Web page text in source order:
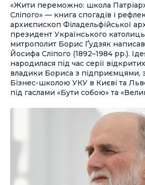
«Жити переможно: школа
Сліпого» — книга спогадів і
архиєпископ Філадельфійської
президент Українського
митрополит Борис Ґудзяк
Йосифа Сліпого (1892–1984 рр.). Ідея
народилася під час серії
владики Бориса з підприємцями,
Бізнес-школою УКУ в Києві та
під гаслами «Бути собою» та